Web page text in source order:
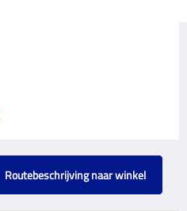
Routebeschrijving naar winkel